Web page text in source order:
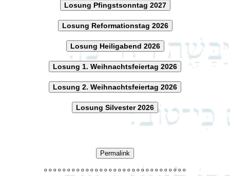
Losung Pfingstsonntag 2027
Losung Reformationstag 2026
Losung Heiligabend 2026
Losung 1. Weihnachtsfeiertag 2026
Losung 2. Weihnachtsfeiertag 2026
Losung Silvester 2026
Permalink
o o o o o o o o o o o o o o o o o o o o o o o o o o o o o o o